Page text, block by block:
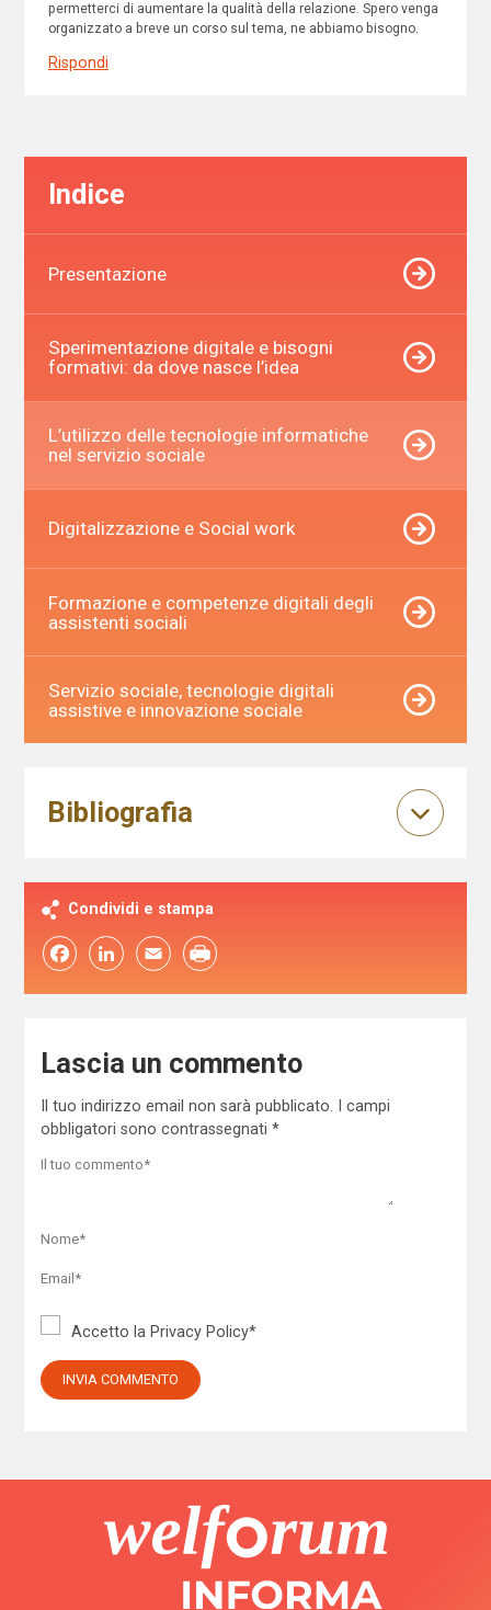
permetterci di aumentare la qualità della relazione. Spero venga
organizzato a breve un corso sul tema, ne abbiamo bisogno.
Rispondi
Indice
Presentazione
Sperimentazione digitale e bisogni
formativi: da dove nasce l’idea
L’utilizzo delle tecnologie informatiche
nel servizio sociale
Digitalizzazione e Social work
Formazione e competenze digitali degli
assistenti sociali
Servizio sociale, tecnologie digitali
assistive e innovazione sociale
Bibliografia
Condividi e stampa
FacebookLinkedIn Email
Lascia un commento
Il tuo indirizzo email non sarà pubblicato.
I campi
obbligatori sono contrassegnati *
Accetto la Privacy Policy*